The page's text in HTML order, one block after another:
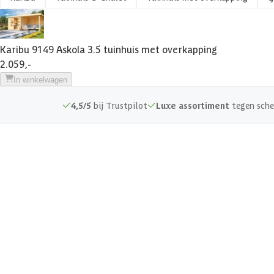
EAN-code
Veranda
Afmetingen deur
Glassoort
Karibu 9149 Askola 3.5 tuinhuis met overkapping
2.059,-
In winkelwagen
4,5/5 bij Trustpilot Luxe assortiment tegen